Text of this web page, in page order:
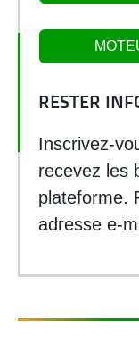
RESTER
Inscrivez-
recevez les
plateforme.
adresse e-